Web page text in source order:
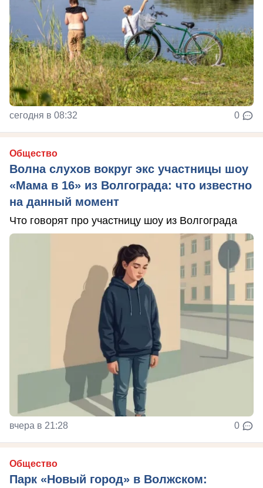
сегодня в 08:32 0
Общество
Волна слухов вокруг экс участницы шоу
«Мама в 16» из Волгограда: что известно
на данный момент
Что говорят про участницу шоу из Волгограда
вчера в 21:28 0
Общество
Парк «Новый город» в Волжском: